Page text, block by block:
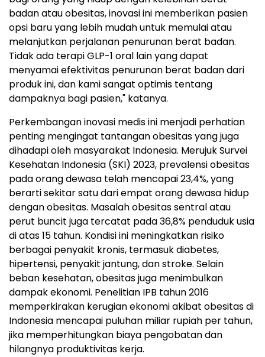
badan atau obesitas, inovasi ini memberikan pasien
opsi baru yang lebih mudah untuk memulai atau
melanjutkan perjalanan penurunan berat badan.
Tidak ada terapi GLP-1 oral lain yang dapat
menyamai efektivitas penurunan berat badan dari
produk ini, dan kami sangat optimis tentang
dampaknya bagi pasien," katanya.
Perkembangan inovasi medis ini menjadi perhatian
penting mengingat tantangan obesitas yang juga
dihadapi oleh masyarakat Indonesia. Merujuk Survei
Kesehatan Indonesia (SKI) 2023, prevalensi obesitas
pada orang dewasa telah mencapai 23,4%, yang
berarti sekitar satu dari empat orang dewasa hidup
dengan obesitas. Masalah obesitas sentral atau
perut buncit juga tercatat pada 36,8% penduduk usia
di atas 15 tahun. Kondisi ini meningkatkan risiko
berbagai penyakit kronis, termasuk diabetes,
hipertensi, penyakit jantung, dan stroke. Selain
beban kesehatan, obesitas juga menimbulkan
dampak ekonomi. Penelitian IPB tahun 2016
memperkirakan kerugian ekonomi akibat obesitas di
Indonesia mencapai puluhan miliar rupiah per tahun,
jika memperhitungkan biaya pengobatan dan
hilangnya produktivitas kerja.